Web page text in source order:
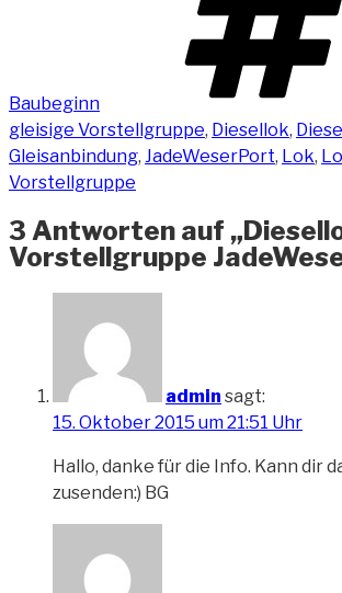
Baubeginn
gleisige Vorstellgruppe, Diesellok,
Gleisanbindung, JadeWeserPort, Lok,
Vorstellgruppe
3 Antworten auf
Vorstellgruppe
admin sagt:
15. Oktober 2015 um 21:51 Uhr
Hallo, danke für die Info. Kann dir
zusenden:) BG